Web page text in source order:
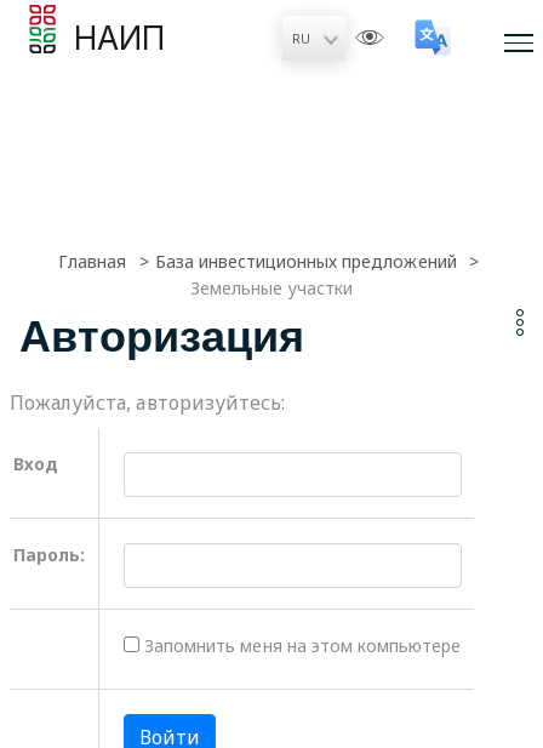
НАИП
Главная
База инвестиционных предложений
Земельные участки
Авторизация
Пожалуйста, авторизуйтесь:
Вход
Пароль:
Запомнить меня на этом компьютере